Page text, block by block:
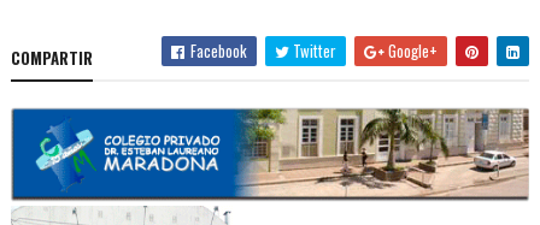
COMPARTIR Facebook Twitter Google+